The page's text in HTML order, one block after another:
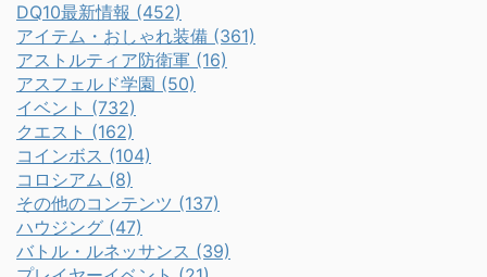
DQ10最新情報 (452)
アイテム・おしゃれ装備 (361)
アストルティア防衛軍 (16)
アスフェルド学園 (50)
イベント (732)
クエスト (162)
コインボス (104)
コロシアム (8)
その他のコンテンツ (137)
ハウジング (47)
バトル・ルネッサンス (39)